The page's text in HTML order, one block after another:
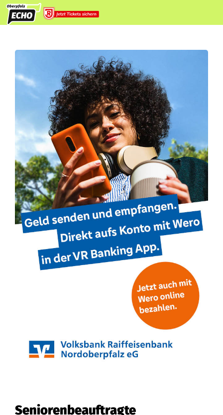
Seniorenbeauftragte